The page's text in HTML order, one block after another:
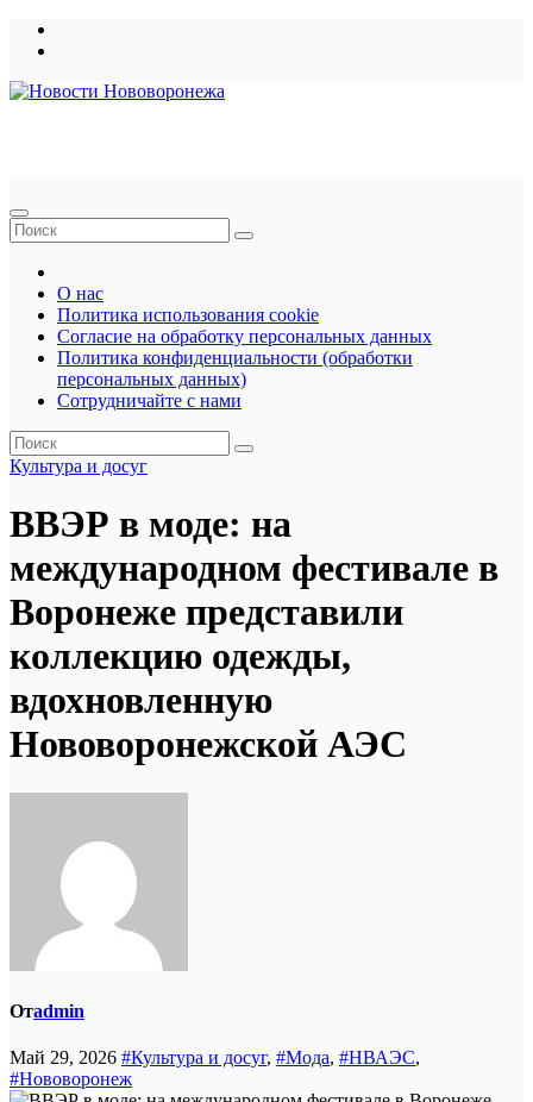
Перейти
О нас
Политика использования cookie
Согласие на обработку персональных данных
Политика конфиденциальности (обработки
персональных данных)
Сотрудничайте с нами
Культура и досуг
ВВЭР в моде: на
международном фестивале в
Воронеже представили
коллекцию одежды,
вдохновленную
Нововоронежской АЭС
Отadmin
Май 29, 2026 #Культура и досуг, #Мода, #НВАЭС,
#Нововоронеж